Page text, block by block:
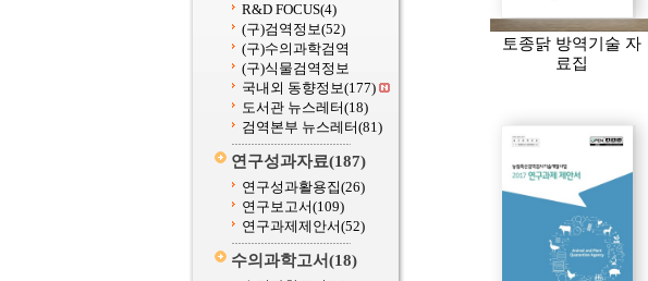
R&D FOCUS(4)
(구)검역정보(52)
(구)수의과학검역
(구)식물검역정보
국내외 동향정보(177)
도서관 뉴스레터(18)
검역본부 뉴스레터(81)
연구성과자료(187)
연구성과활용집(26)
연구보고서(109)
연구과제제안서(52)
수의과학고서(18)
토종닭 방역기술 자
료집